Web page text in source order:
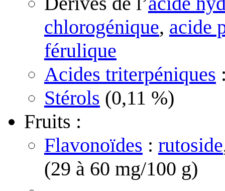
chlorogénique, acide
férulique
Acides triterpéniques
Stérols (0,11 %)
Fruits :
Flavonoïdes : rutoside
(29 à 60 mg/100 g)